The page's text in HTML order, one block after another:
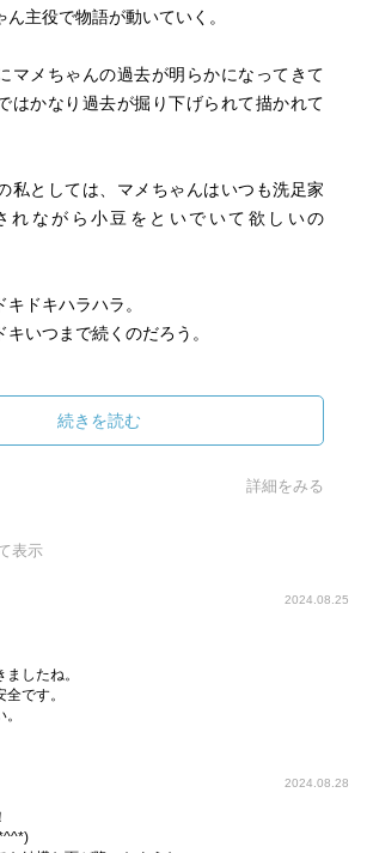
主役で物語が動いていく。
マメちゃんの過去が明らかになってきて
はかなり過去が掘り下げられて描かれて
私としては、マメちゃんはいつも洗足家
れながら小豆をといでいて欲しいの
ドキハラハラ。
いつまで続くのだろう。
目の夏休みで（舐めてますよね。。。）
に帰省します。
のど真ん中。
？
な(^◇^;)
続きを読む
詳細をみる
表示
2024.08.25
したね。
です。
2024.08.28